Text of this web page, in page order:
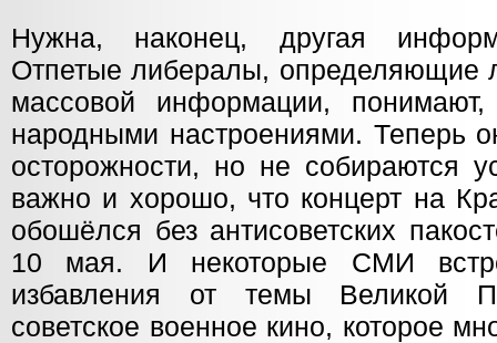
Нужна, наконец, другая
Отпетые либералы, определяющие
массовой информации,
народными настроениями. Теперь
осторожности, но не собираются
важно и хорошо, что концерт на
обошёлся без антисоветских
10 мая. И некоторые СМИ
избавления от темы Великой
советское военное кино, которое